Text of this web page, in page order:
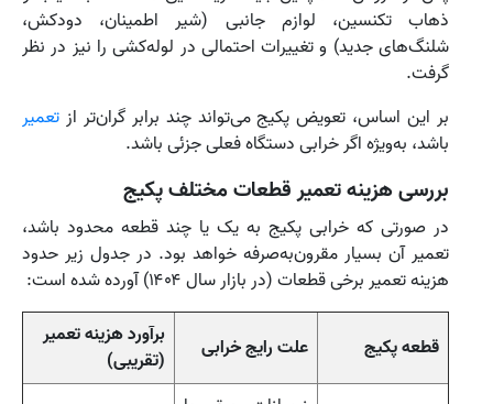
ذهاب تکنسین، لوازم جانبی (شیر اطمینان، دودکش،
شلنگ‌های جدید) و تغییرات احتمالی در لوله‌کشی را نیز در نظر
گرفت.
بر این اساس، تعویض پکیج می‌تواند چند برابر گران‌تر از تعمیر
باشد، به‌ویژه اگر خرابی دستگاه فعلی جزئی باشد.
بررسی هزینه تعمیر قطعات مختلف پکیج
در صورتی که خرابی پکیج به یک یا چند قطعه محدود باشد،
تعمیر آن بسیار مقرون‌به‌صرفه خواهد بود. در جدول زیر حدود
هزینه تعمیر برخی قطعات (در بازار سال ۱۴۰۴) آورده شده است:
قطعه پکیج علت رایج خرابی
برآورد هزینه تعمیر
(تقریبی)